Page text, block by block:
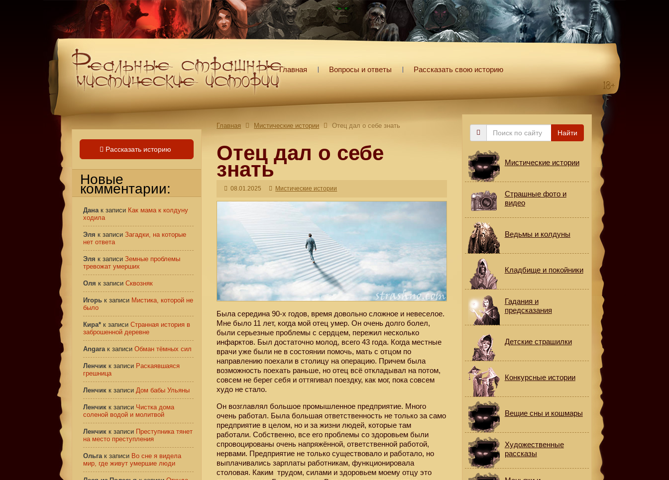
Главная Вопросы и ответы Рассказать свою историю
Главная Мистические истории Отец дал о себе знать
Отец дал о себе
знать
08.01.2025 Мистические истории
Была середина 90-х годов, время довольно сложное и невеселое.
Мне было 11 лет, когда мой отец умер. Он очень долго болел,
были серьезные проблемы с сердцем, пережил несколько
инфарктов. Был достаточно молод, всего 43 года. Когда местные
врачи уже были не в состоянии помочь, мать с отцом по
направлению поехали в столицу на операцию. Причем была
возможность поехать раньше, но отец всё откладывал на потом,
совсем не берег себя и оттягивал поездку, как мог, пока совсем
худо не стало.
Он возглавлял большое промышленное предприятие. Много
очень работал. Была большая ответственность не только за само
предприятие в целом, но и за жизни людей, которые там
работали. Собственно, все его проблемы со здоровьем были
спровоцированы очень напряжённой, ответственной работой,
нервами. Предприятие не только существовало и работало, но
выплачивались зарплаты работникам, функционировала
столовая. Каким трудом, силами и здоровьем моему отцу это
Рассказать историю
Новые
комментарии:
Данак записи Как мама к колдуну
ходила
Эля к записи Загадки, на которые
нет ответа
Эля к записи Земные проблемы
тревожат умерших
Оля к записи Сквозняк
Игорь к записи Мистика, которой не
было
Кира* к записи Странная история в
заброшенной деревне
Angaraк записи Обман тёмных сил
Ленчик к записи Раскаявшаяся
грешница
Ленчик к записи Дом бабы Ульяны
Ленчик к записи Чистка дома
соленой водой и молитвой
Ленчик к записи Преступника тянет
на место преступления
Ольгак записи Во сне я видела
мир, где живут умершие люди
Поиск
Найти
Мистические истории
Страшные фото и
видео
Ведьмы и колдуны
Кладбище и покойники
Гадания и
предсказания
Детские страшилки
Конкурсные истории
Вещие сны и кошмары
Художественные
рассказы